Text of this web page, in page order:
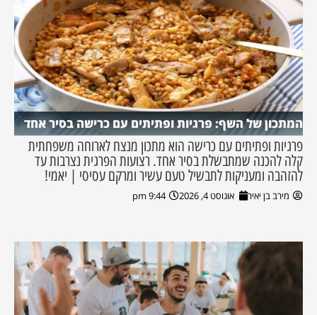
המתכון של השף: פרגיות ופתיתים עם כרישה בסיר אחד
פרגיות ופתיתים עם כרישה הוא מתכון מנצח לארוחה משפחתית
קלה להכנה שמתבשלת בסיר אחד. רצועות הפרגית נצרבות עד
להזהבה ומעניקות לתבשיל טעם עשיר ומרקם עסיסי | יאמי!
מירב בן יאיר אוגוסט 4, 2026 9:44 pm